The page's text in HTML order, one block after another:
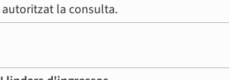
autoritzat la consulta.